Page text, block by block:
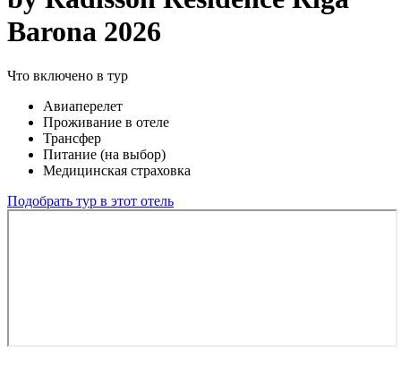
Barona 2026
Что включено в тур
Авиаперелет
Проживание в отеле
Трансфер
Питание (на выбор)
Медицинская страховка
Подобрать тур в этот отель